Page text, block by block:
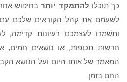
כך תוכלו להתמקד יותרבחיפוש אחר
לשעמם את קהל הקוראים שלכם עם
ותשמרו לעצמכם רעיונות קדימה,
חדשות תכופות, או נושאים חמים,
המאמר של אותו היום ועל הנושא
החם בזמן.